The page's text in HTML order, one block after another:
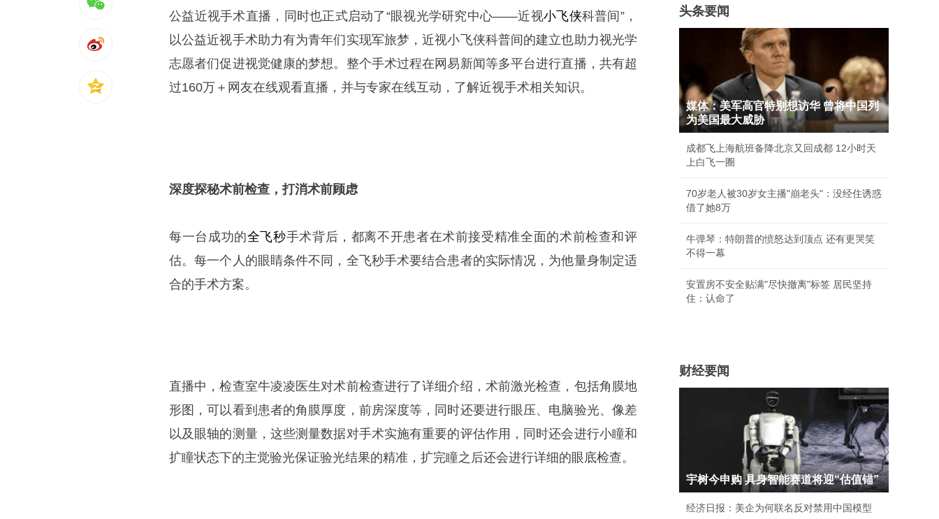
公益近视手术直播，同时也正式启动了“眼视光学研究中心——近视小飞侠科普间”，
以公益近视手术助力有为青年们实现军旅梦，近视小飞侠科普间的建立也助力视光学
志愿者们促进视觉健康的梦想。整个手术过程在网易新闻等多平台进行直播，共有超
过160万＋网友在线观看直播，并与专家在线互动，了解近视手术相关知识。
深度探秘术前检查，打消术前顾虑
每一台成功的全飞秒手术背后，都离不开患者在术前接受精准全面的术前检查和评
估。每一个人的眼睛条件不同，全飞秒手术要结合患者的实际情况，为他量身制定适
合的手术方案。
直播中，检查室牛凌凌医生对术前检查进行了详细介绍，术前激光检查，包括角膜地
形图，可以看到患者的角膜厚度，前房深度等，同时还要进行眼压、电脑验光、像差
以及眼轴的测量，这些测量数据对手术实施有重要的评估作用，同时还会进行小瞳和
扩瞳状态下的主觉验光保证验光结果的精准，扩完瞳之后还会进行详细的眼底检查。
头条要闻
媒体：美军高官特别想访华 曾将中国列
为美国最大威胁
成都飞上海航班备降北京又回成都 12小时天
上白飞一圈
70岁老人被30岁女主播"崩老头"：没经住诱惑
借了她8万
牛弹琴：特朗普的愤怒达到顶点 还有更哭笑
不得一幕
安置房不安全贴满"尽快撤离"标签 居民坚持
住：认命了
财经要闻
宇树今申购 具身智能赛道将迎“估值锚”
经济日报：美企为何联名反对禁用中国模型